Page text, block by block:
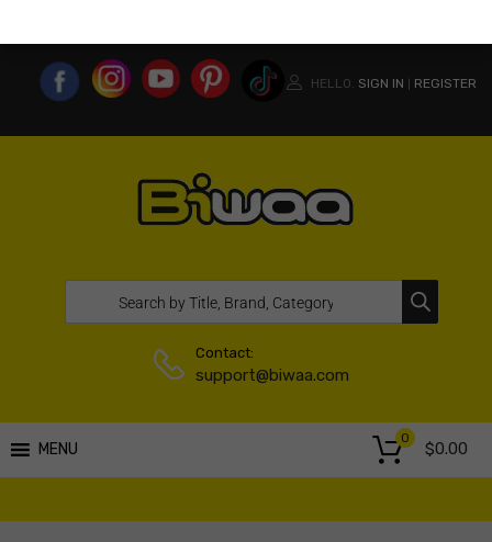
HELLO. SIGN IN REGISTER
Contact:
support@biwaa.com
MENU $0.00
0